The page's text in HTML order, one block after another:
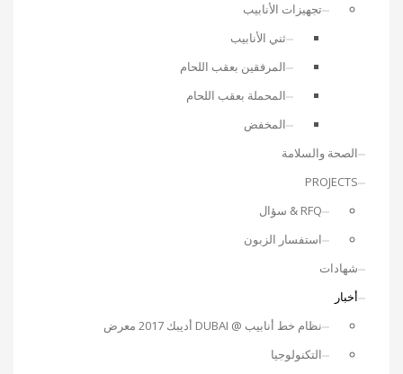
تجهيزات الأنابيب
ثني الأنابيب
المرفقين بعقب اللحام
المحملة بعقب اللحام
المخفض
الصحة والسلامة
PROJECTS
RFQ & سؤال
استفسار الزبون
شهادات
أخبار
نظام خط أنابيب @ DUBAI أديبك 2017 معرض
التكنولوجيا